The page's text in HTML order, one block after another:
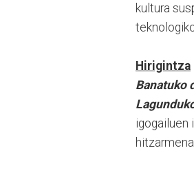
kultura
Hirigintza
Banatuko
igogailuen